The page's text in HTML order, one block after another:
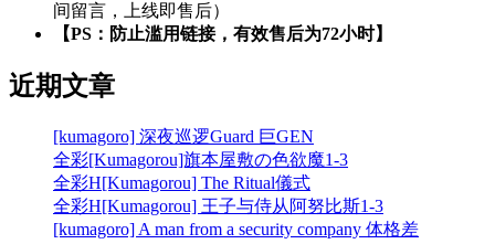
间留言，上线即售后）
【PS：防止滥用链接，有效售后为72小时】
近期文章
[kumagoro] 深夜巡逻Guard 巨GEN
全彩[Kumagorou]旗本屋敷の色欲魔1-3
全彩H[Kumagorou] The Ritual儀式
全彩H[Kumagorou] 王子与侍从阿努比斯1-3
[kumagoro] A man from a security company 体格差